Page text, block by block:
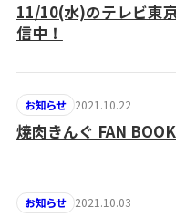
11/10(水)のテレビ東
信中！
お知らせ 2021.10.22
焼肉きんぐ FAN
お知らせ 2021.10.03